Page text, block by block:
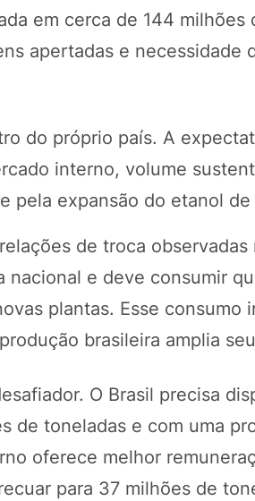
em cerca de 144 milhões
apertadas e necessidade
do próprio país. A
interno, volume
pela expansão do etanol de
de troca
e deve consumir
plantas. Esse consumo
brasileira amplia
O Brasil precisa
de toneladas e com uma
oferece melhor
para 37 milhões de